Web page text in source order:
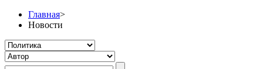
Главная>
Новости